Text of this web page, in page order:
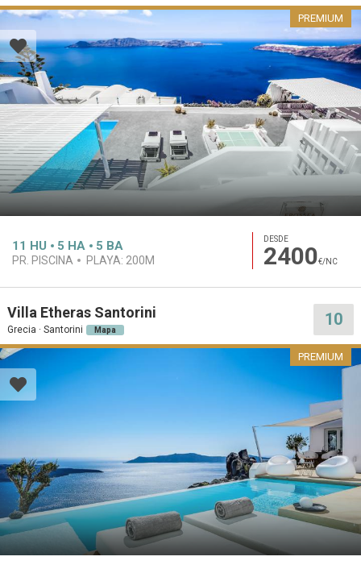
PREMIUM
11 HU 5 HA 5 BA
PR. PISCINA PLAYA: 200M
DESDE
2400€/NC
Villa Etheras Santorini
Grecia · Santorini Mapa
10
PREMIUM